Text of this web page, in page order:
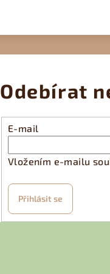
Odebírat
E-mail
Vložením e-mailu
Přihlásit se